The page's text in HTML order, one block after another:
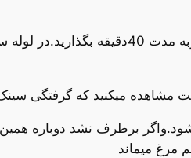
جوش شیرین را خشک داخل لوله سینک ظرفشویی ریخته وسپس
برطرف میشود.واگر برطرف نشد
مرغ میماند